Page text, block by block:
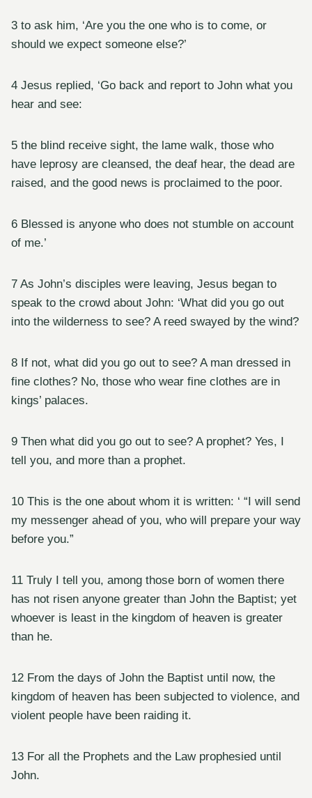
3 to ask him, ‘Are you the one who is to come, or
should we expect someone else?’
4 Jesus replied, ‘Go back and report to John what you
hear and see:
5 the blind receive sight, the lame walk, those who
have leprosy are cleansed, the deaf hear, the dead are
raised, and the good news is proclaimed to the poor.
6 Blessed is anyone who does not stumble on account
of me.’
7 As John’s disciples were leaving, Jesus began to
speak to the crowd about John: ‘What did you go out
into the wilderness to see? A reed swayed by the wind?
8 If not, what did you go out to see? A man dressed in
fine clothes? No, those who wear fine clothes are in
kings’ palaces.
9 Then what did you go out to see? A prophet? Yes, I
tell you, and more than a prophet.
10 This is the one about whom it is written: ‘ “I will send
my messenger ahead of you, who will prepare your way
before you.”
11 Truly I tell you, among those born of women there
has not risen anyone greater than John the Baptist; yet
whoever is least in the kingdom of heaven is greater
than he.
12 From the days of John the Baptist until now, the
kingdom of heaven has been subjected to violence, and
violent people have been raiding it.
13 For all the Prophets and the Law prophesied until
John.